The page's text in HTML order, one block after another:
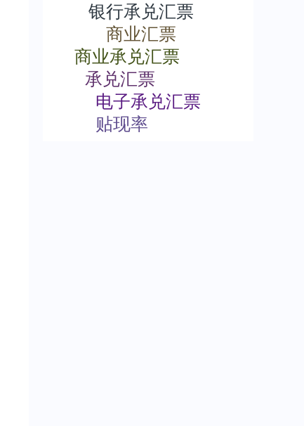
银行承兑汇票
商业汇票
商业承兑汇票
承兑汇票
电子承兑汇票
贴现率